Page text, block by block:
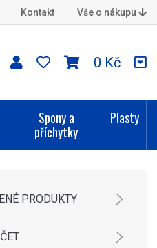
Kontakt Vše o nákupu
0 Kč
Spony a
příchytky
Plasty
PRODUKTY